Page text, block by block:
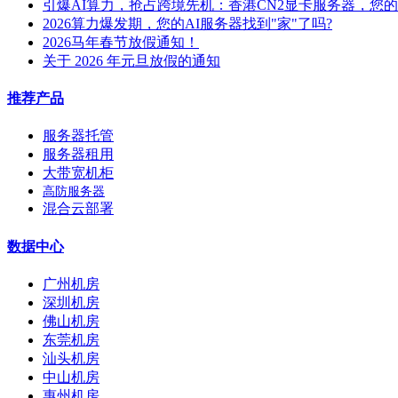
引爆AI算力，抢占跨境先机：香港CN2显卡服务器，您
2026算力爆发期，您的AI服务器找到"家"了吗?
2026马年春节放假通知！
关于 2026 年元旦放假的通知
推荐产品
服务器托管
服务器租用
大带宽机柜
高防服务器
混合云部署
数据中心
广州机房
深圳机房
佛山机房
东莞机房
汕头机房
中山机房